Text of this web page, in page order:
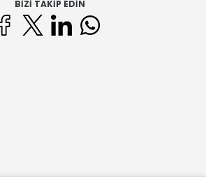
BIZI TAKIP EDIN